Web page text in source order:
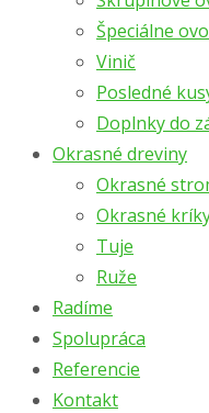
Špeciálne
Vinič
Posledné
Doplnky do
Okrasné dreviny
Okrasné
Okrasné
Tuje
Ruže
Radíme
Spolupráca
Referencie
Kontakt